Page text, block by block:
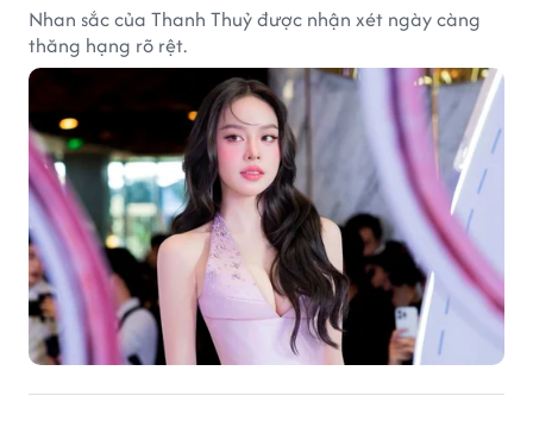
Nhan sắc của Thanh Thuỷ được nhận xét ngày càng
thăng hạng rõ rệt.